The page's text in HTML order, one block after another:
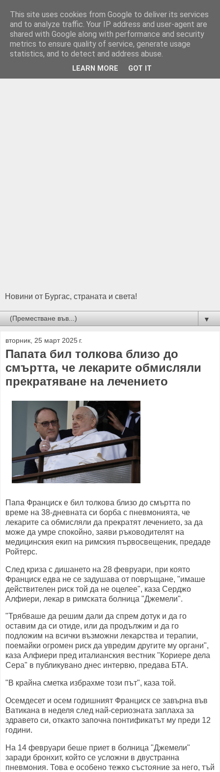
Новини от Бургас, страната и света!
▼
вторник, 25 март 2025 г.
Папата бил толкова близо до
смъртта, че лекарите обмисляли
прекратяване на лечението
Папа Франциск е бил толкова близо до смъртта по
време на 38-дневната си борба с пневмонията, че
лекарите са обмисляли да прекратят лечението, за да
може да умре спокойно, заяви ръководителят на
медицинския екип на римския първосвещеник, предаде
Ройтерс.
След криза с дишането на 28 февруари, при която
Франциск едва не се задушава от повръщане, "имаше
действителен риск той да не оцелее", каза Серджо
Алфиери, лекар в римската болница "Джемели".
"Трябваше да решим дали да спрем дотук и да го
оставим да си отиде, или да продължим и да го
подложим на всички възможни лекарства и терапии,
поемайки огромен риск да увредим другите му органи",
каза Алфиери пред италианския вестник "Кориере дела
Сера" в публикувано днес интервю, предава БТА.
"В крайна сметка избрахме този път", каза той.
Осемдесет и осем годишният Франциск се завърна във
Ватикана в неделя след най-сериозната заплаха за
здравето си, откакто започна понтификатът му преди 12
години.
На 14 февруари беше приет в болница "Джемели"
заради бронхит, който се усложни в двустранна
пневмония. Това е особено тежко състояние за него, тъй
This site uses cookies from Google to deliver its services
and to analyze traffic. Your IP address and user-agent are
shared with Google along with performance and security
metrics to ensure quality of service, generate usage
statistics, and to detect and address abuse.
LEARN MORE GOT IT